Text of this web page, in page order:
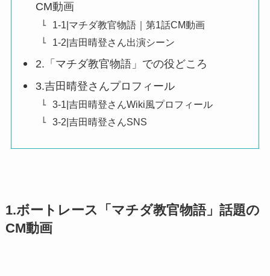
CM動画
1-1|マチダ教官物語｜第1話CM動画
1-2|吉田晴登さん出演シーン
2.「マチダ教官物語」での役どころ
3.吉田晴登さんプロフィール
3-1|吉田晴登さんWiki風プロフィール
3-2|吉田晴登さんSNS
1.ボートレース「マチダ教官物語」話題の
CM動画